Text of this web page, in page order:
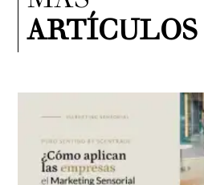
ARTÍCULOS